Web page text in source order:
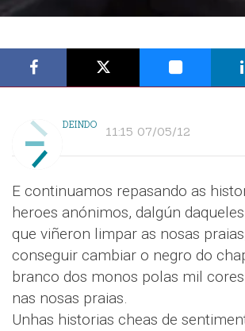
DEINDO 11:15 07/05/12
E continuamos repasando as
heroes anónimos, dalgún
que viñeron limpar as nosas
conseguir cambiar o negro do
branco dos monos polas mil
nas nosas praias.
Unhas historias cheas de